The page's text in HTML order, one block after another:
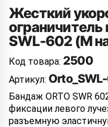
Жесткий
ограничитель
SWL-602 (M
Код товара: 2500
Артикул:
Бандаж ORTO SWR
фиксации левого
разъемную